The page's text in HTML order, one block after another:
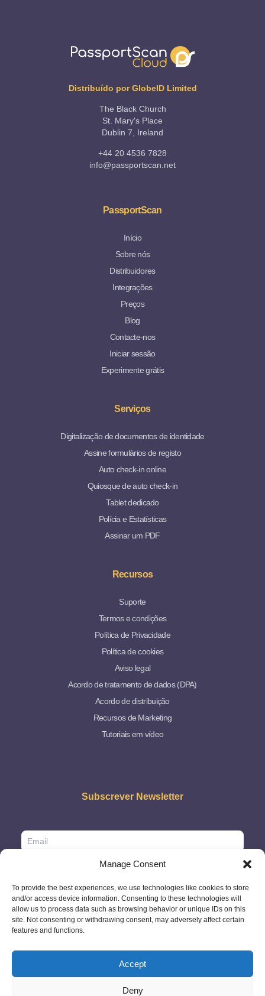
Manage Consent
To provide the best experiences, we use technologies like cookies to store
and/or access device information. Consenting to these technologies will
allow us to process data such as browsing behavior or unique IDs on this
site. Not consenting or withdrawing consent, may adversely affect certain
features and functions.
Accept
Deny
Distribuído por GlobeID Limited
The Black Church
St. Mary's Place
Dublin 7, Ireland
+44 20 4536 7828
info@passportscan.net
PassportScan
Início
Sobre nós
Distribuidores
Integrações
Preços
Blog
Contacte-nos
Iniciar sessão
Experimente grátis
Serviços
Digitalização de documentos de identidade
Assine formulários de registo
Auto check-in online
Quiosque de auto check-in
Tablet dedicado
Polícia e Estatísticas
Assinar um PDF
Recursos
Suporte
Termos e condições
Política de Privacidade
Política de cookies
Aviso legal
Acordo de tratamento de dados (DPA)
Acordo de distribuição
Recursos de Marketing
Tutoriais em vídeo
Subscrever Newsletter